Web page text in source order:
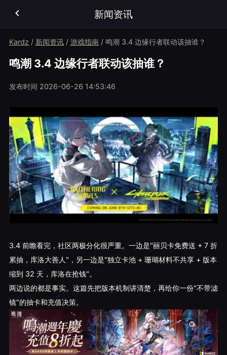
新闻资讯
Kardz / 新闻资讯 / 游戏指南 / 鸣潮 3.4 边缘行者联动该抽谁？
鸣潮 3.4 边缘行者联动该抽谁？
发布时间 2026-06-26 14:53:46
3.4 前瞻看完，社区两极分化很严重。一边是"丽贝卡免费送 + 7 折
累抽，库洛大善人"，另一边是"独立卡池 + 珊瑚材料不共享 + 版本
缩到 32 天，库洛在抢钱"。
两边说的都是事实。这篇先把版本机制讲清楚，再给你一份"不带滤
镜"的抽卡和充值决策。